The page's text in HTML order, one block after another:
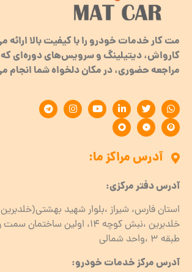
مت کار خدمات خودرو را با کیفیت بالا
کارواش، دیتیلینگ و سرویس‌های دوره‌ای که
مراجعه حضوری، در مکان دلخواه شما انجام
آدرس مراکز ما:
آدرس دفتر مرکزی:
استان فارس، شیراز ،بلوار شهید
طبقه ۳ ،واحد شمالی
آدرس مرکز خدمات خودرو: